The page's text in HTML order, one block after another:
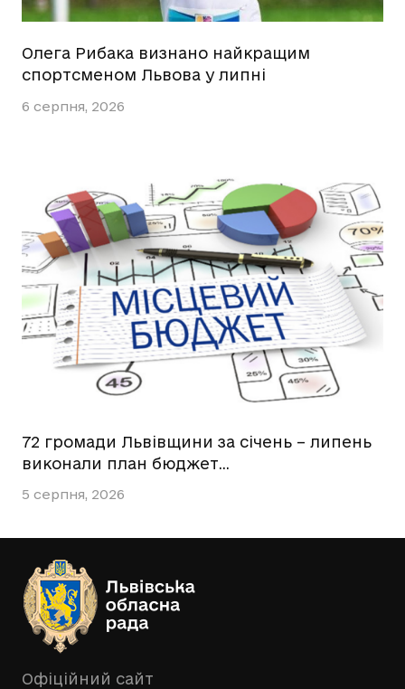
Олега Рибака визнано найкращим
спортсменом Львова у липні
6 серпня, 2026
72 громади Львівщини за січень – липень
виконали план бюджет…
5 серпня, 2026
Офіційний сайт